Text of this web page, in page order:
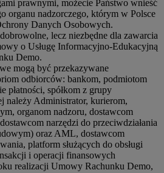
prawnymi, możecie Państwo wnieść
organu nadzorczego, którym w Polsce
Danych Osobowych.
lecz niezbędne dla zawarcia
o Usługę Informacyjno-Edukacyjną
Demo.
mogą być przekazywane
odbiorców: bankom, podmiotom
płatności, spółkom z grupy
należy Administrator, kurierom,
organom nadzoru, dostawcom
narzędzi do przeciwdziałania
oraz AML, dostawcom
platform służących do obsługi
i operacji finansowych
realizacji Umowy Rachunku Demo,